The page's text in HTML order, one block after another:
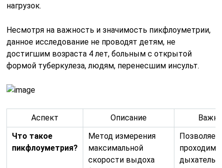
нагрузок.
Несмотря на важность и значимость пикфлоуметрии,
данное исследование не проводят детям, не
достигшим возраста 4 лет, больным с открытой
формой туберкулеза, людям, перенесшим инсульт.
Аспект Описание
Что такое
пикфлоуметрия?
Метод измерения
максимальной
скорости выдоха